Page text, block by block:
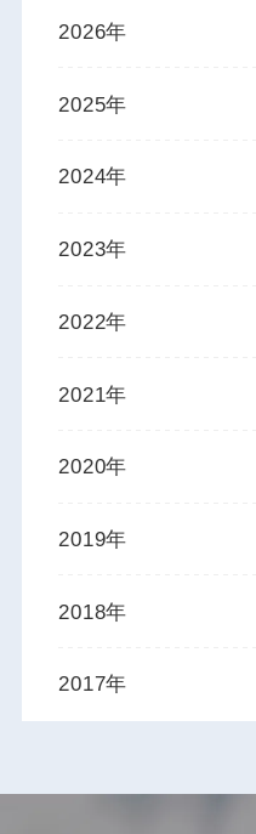
2026年
2025年
2024年
2023年
2022年
2021年
2020年
2019年
2018年
2017年